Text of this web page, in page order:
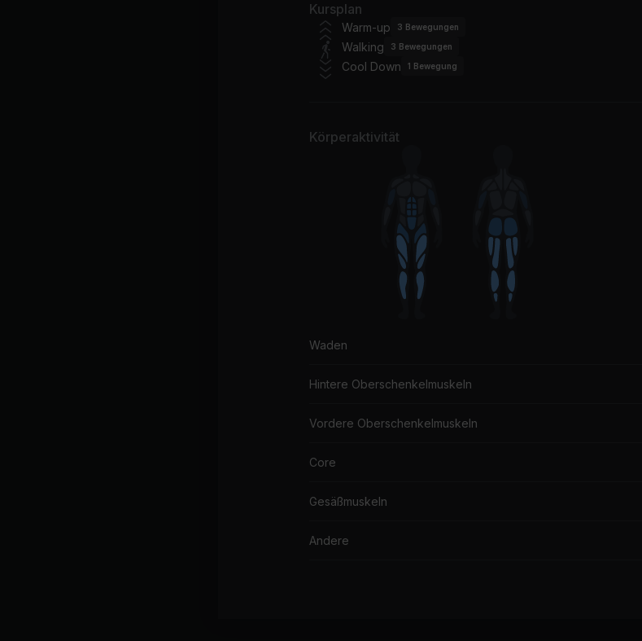
Kursplan
Warm-up 3 Bewegungen
Walking
3 Bewegungen
Cool Down
1 Bewegung
Körperaktivität
Waden
Hintere Oberschenkelmuskeln
Vordere Oberschenkelmuskeln
Core
Gesäßmuskeln
Andere